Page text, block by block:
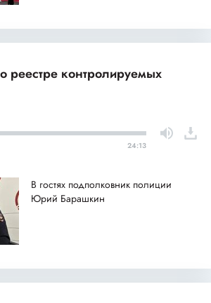
реестре контролируемых
24:13
В гостях подполковник полиции
Юрий Барашкин